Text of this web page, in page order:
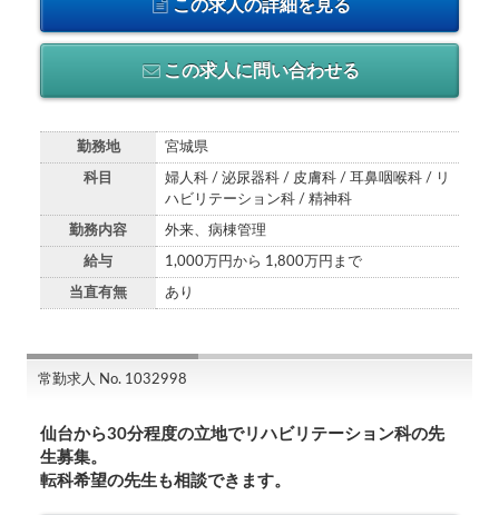
この求人の詳細を見る
この求人に問い合わせる
勤務地 宮城県
科目
婦人科 / 泌尿器科 / 皮膚科 / 耳鼻咽喉科 / リ
ハビリテーション科 / 精神科
勤務内容 外来、病棟管理
給与 1,000万円から 1,800万円まで
当直有無 あり
常勤求人 No. 1032998
仙台から30分程度の立地でリハビリテーション科の先
生募集。
転科希望の先生も相談できます。